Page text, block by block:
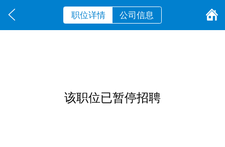
职位详情 公司信息
该职位已暂停招聘